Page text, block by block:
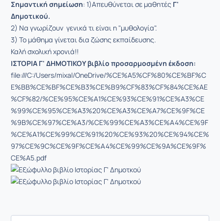
Σημαντική σημείωση: 1)Απευθύνεται σε μαθητές Γ'
Δημοτικού.
2) Να γνωρίζουν γενικά τι είναι η "μυθολογία".
3) Το μάθημα γίνεται δια ζώσης εκπαίδευσης.
Καλή σχολική χρονιά!!
ΙΣΤΟΡΙΑ Γ' ΔΗΜΟΤΙΚΟΥ βιβλίο προσαρμοσμένη έκδοση:
file:///C:/Users/mixal/OneDrive/%CE%A5%CF%80%CE%BF%C
E%BB%CE%BF%CE%B3%CE%B9%CF%83%CF%84%CE%AE
%CF%82/%CE%95%CE%A1%CE%93%CE%91%CE%A3%CE
%99%CE%95%CE%A3%20%CE%A3%CE%A7%CE%9F%CE
%9B%CE%97%CE%A3/%CE%99%CE%A3%CE%A4%CE%9F
%CE%A1%CE%99%CE%91%20%CE%93%20%CE%94%CE%
97%CE%9C%CE%9F%CE%A4%CE%99%CE%9A%CE%9F%
CE%A5.pdf